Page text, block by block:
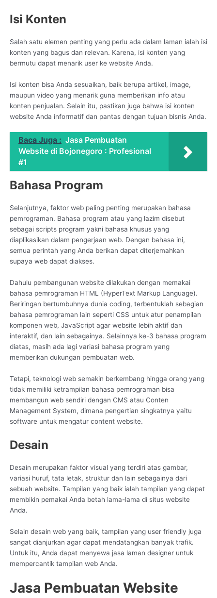
Isi Konten
Salah satu elemen penting yang perlu ada dalam laman ialah isi
konten yang bagus dan relevan. Karena, isi konten yang
bermutu dapat menarik user ke website Anda.
Isi konten bisa Anda sesuaikan, baik berupa artikel, image,
maupun video yang menarik guna memberikan info atau
konten penjualan. Selain itu, pastikan juga bahwa isi konten
website Anda informatif dan pantas dengan tujuan bisnis Anda.
Baca Juga : Jasa Pembuatan
Website di Bojonegoro : Profesional
#1
Bahasa Program
Selanjutnya, faktor web paling penting merupakan bahasa
pemrograman. Bahasa program atau yang lazim disebut
sebagai scripts program yakni bahasa khusus yang
diaplikasikan dalam pengerjaan web. Dengan bahasa ini,
semua perintah yang Anda berikan dapat diterjemahkan
supaya web dapat diakses.
Dahulu pembangunan website dilakukan dengan memakai
bahasa pemrograman HTML (HyperText Markup Language).
Beriringan bertumbuhnya dunia coding, terbentuklah sebagian
bahasa pemrograman lain seperti CSS untuk atur penampilan
komponen web, JavaScript agar website lebih aktif dan
interaktif, dan lain sebagainya. Selainnya ke-3 bahasa program
diatas, masih ada lagi variasi bahasa program yang
memberikan dukungan pembuatan web.
Tetapi, teknologi web semakin berkembang hingga orang yang
tidak memiliki ketrampilan bahasa pemrograman bisa
membangun web sendiri dengan CMS atau Conten
Management System, dimana pengertian singkatnya yaitu
software untuk mengatur content website.
Desain
Desain merupakan faktor visual yang terdiri atas gambar,
variasi huruf, tata letak, struktur dan lain sebagainya dari
sebuah website. Tampilan yang baik ialah tampilan yang dapat
membikin pemakai Anda betah lama-lama di situs website
Anda.
Selain desain web yang baik, tampilan yang user friendly juga
sangat dianjurkan agar dapat mendatangkan banyak trafik.
Untuk itu, Anda dapat menyewa jasa laman designer untuk
mempercantik tampilan web Anda.
Jasa Pembuatan Website